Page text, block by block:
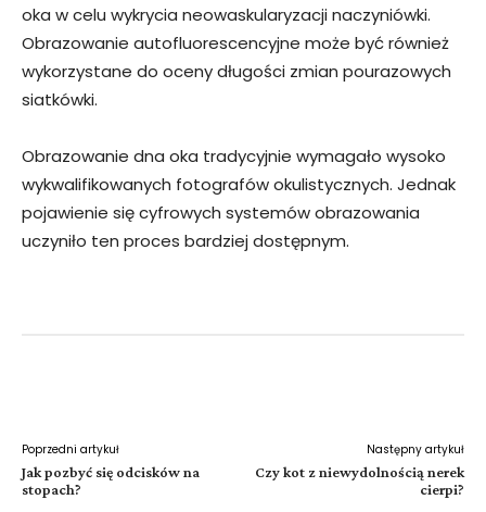
oka w celu wykrycia neowaskularyzacji naczyniówki.
Obrazowanie autofluorescencyjne może być również
wykorzystane do oceny długości zmian pourazowych
siatkówki.
Obrazowanie dna oka tradycyjnie wymagało wysoko
wykwalifikowanych fotografów okulistycznych. Jednak
pojawienie się cyfrowych systemów obrazowania
uczyniło ten proces bardziej dostępnym.
Poprzedni artykuł
Jak pozbyć się odcisków na
stopach?
Następny artykuł
Czy kot z niewydolnością nerek
cierpi?